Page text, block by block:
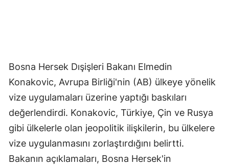
Bosna Hersek Dışişleri Bakanı Elmedin
Konakovic, Avrupa Birliği'nin (AB) ülkeye yönelik
vize uygulamaları üzerine yaptığı baskıları
değerlendirdi. Konakovic, Türkiye, Çin ve Rusya
gibi ülkelerle olan jeopolitik ilişkilerin, bu ülkelere
vize uygulanmasını zorlaştırdığını belirtti.
Bakanın açıklamaları, Bosna Hersek'in